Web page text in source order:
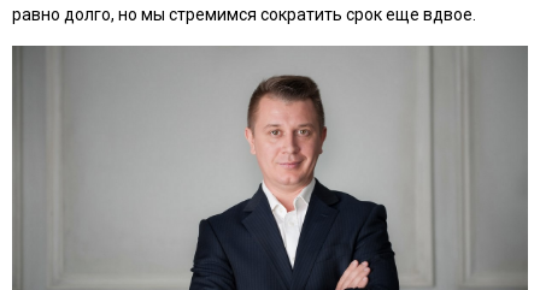
равно долго, но мы стремимся сократить срок еще вдвое.